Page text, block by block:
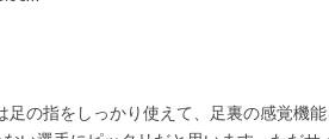
足の指をしっかり使えて、足裏の感覚機